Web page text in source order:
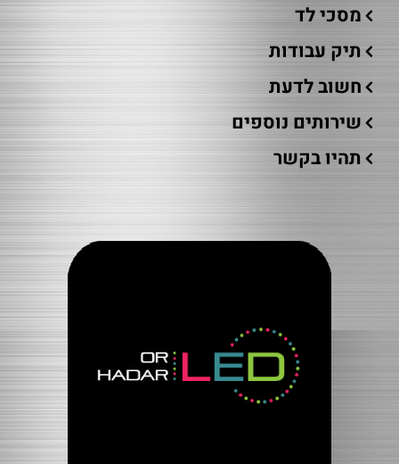
מסכי לד
תיק עבודות
חשוב לדעת
שירותים נוספים
תהיו בקשר